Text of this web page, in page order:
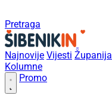
Pretraga
Najnovije Vijesti Županija
Kolumne
Promo